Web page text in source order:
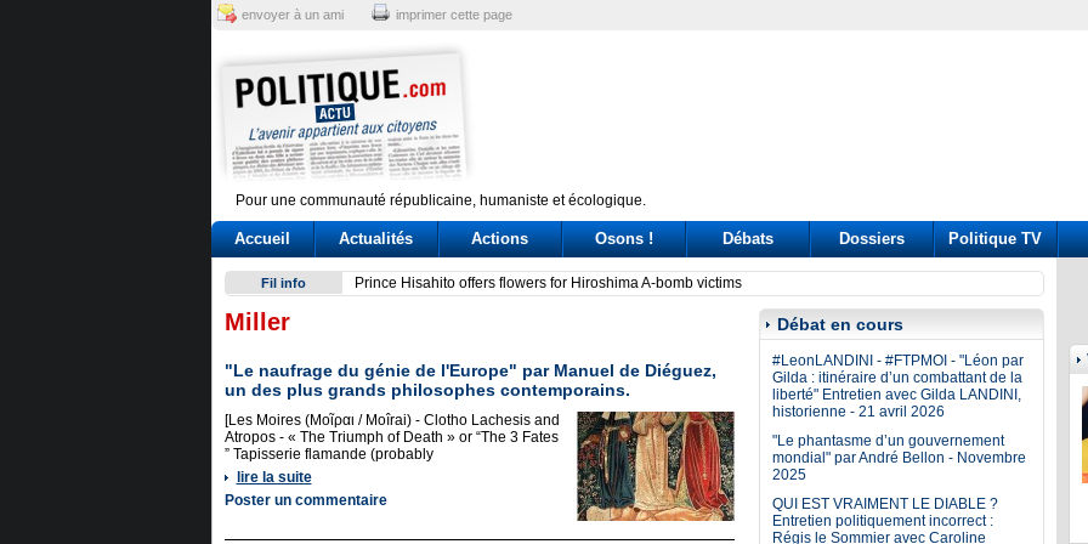
envoyer à un ami imprimer cette page
Pour une communauté républicaine, humaniste et écologique.
Accueil Actualités Actions Osons ! Débats Dossiers Politique TV
Fil info Conte e l'audizione in Commissione Covid: tre ore di «arringa» piene di messaggi (a destra e a sinistra)
Miller
"Le naufrage du génie de l'Europe" par Manuel de Diéguez,
un des plus grands philosophes contemporains.
[Les Moires (Μοῖραι / Moîrai) - Clotho Lachesis and
Atropos - « The Triumph of Death » or “The 3 Fates
” Tapisserie flamande (probably
lire la suite
Poster un commentaire
Débat en cours
#LeonLANDINI - #FTPMOI - "Léon par
Gilda : itinéraire d’un combattant de la
liberté" Entretien avec Gilda LANDINI,
historienne - 21 avril 2026
"Le phantasme d’un gouvernement
mondial" par André Bellon - Novembre
2025
QUI EST VRAIMENT LE DIABLE ?
Entretien politiquement incorrect :
Régis le Sommier avec Caroline